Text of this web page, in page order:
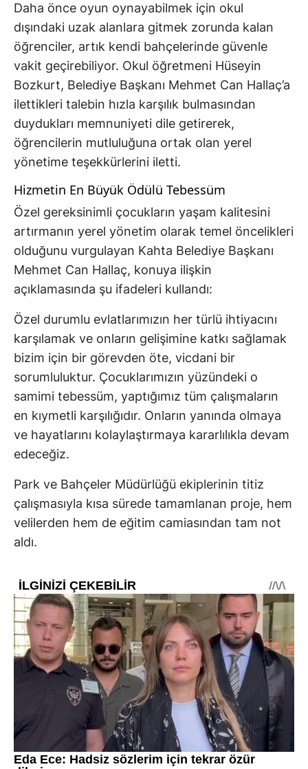
Daha önce oyun oynayabilmek için okul
dışındaki uzak alanlara gitmek zorunda kalan
öğrenciler, artık kendi bahçelerinde güvenle
vakit geçirebiliyor. Okul öğretmeni Hüseyin
Bozkurt, Belediye Başkanı Mehmet Can Hallaç’a
ilettikleri talebin hızla karşılık bulmasından
duydukları memnuniyeti dile getirerek,
öğrencilerin mutluluğuna ortak olan yerel
yönetime teşekkürlerini iletti.
Hizmetin En Büyük Ödülü Tebessüm
Özel gereksinimli çocukların yaşam kalitesini
artırmanın yerel yönetim olarak temel öncelikleri
olduğunu vurgulayan Kahta Belediye Başkanı
Mehmet Can Hallaç, konuya ilişkin
açıklamasında şu ifadeleri kullandı:
Özel durumlu evlatlarımızın her türlü ihtiyacını
karşılamak ve onların gelişimine katkı sağlamak
bizim için bir görevden öte, vicdani bir
sorumluluktur. Çocuklarımızın yüzündeki o
samimi tebessüm, yaptığımız tüm çalışmaların
en kıymetli karşılığıdır. Onların yanında olmaya
ve hayatlarını kolaylaştırmaya kararlılıkla devam
edeceğiz.
Park ve Bahçeler Müdürlüğü ekiplerinin titiz
çalışmasıyla kısa sürede tamamlanan proje, hem
velilerden hem de eğitim camiasından tam not
aldı.